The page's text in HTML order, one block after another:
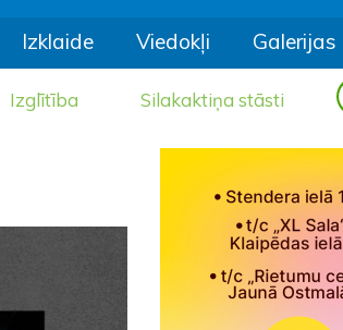
Izklaide Viedokļi Galerijas
Izglītība Silakaktiņa stāsti